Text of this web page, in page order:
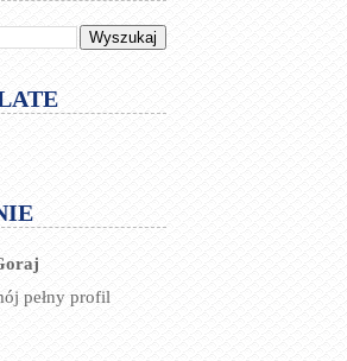
pełny profil